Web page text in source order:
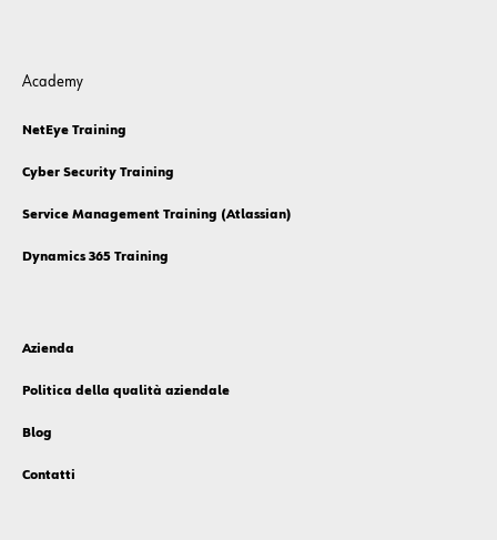
Academy
NetEye Training
Cyber Security Training
Service Management Training (Atlassian)
Dynamics 365 Training
Azienda
Politica della qualità aziendale
Blog
Contatti